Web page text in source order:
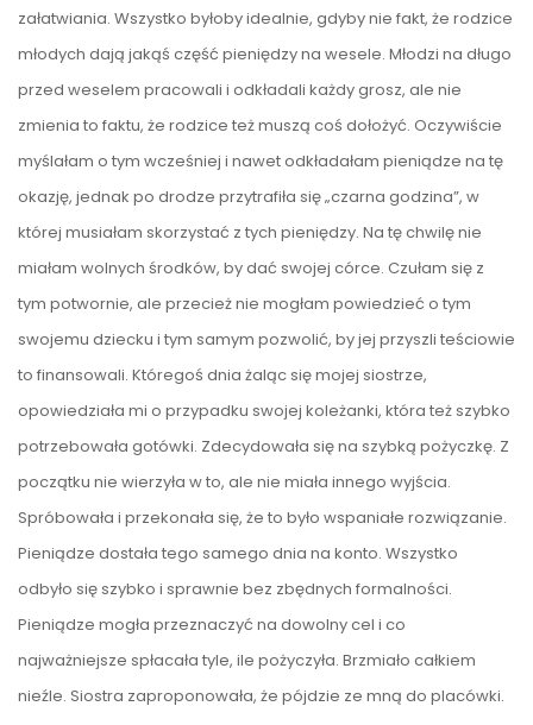
załatwiania. Wszystko byłoby idealnie, gdyby nie fakt, że rodzice
młodych dają jakąś część pieniędzy na wesele. Młodzi na długo
przed weselem pracowali i odkładali każdy grosz, ale nie
zmienia to faktu, że rodzice też muszą coś dołożyć. Oczywiście
myślałam o tym wcześniej i nawet odkładałam pieniądze na tę
okazję, jednak po drodze przytrafiła się „czarna godzina”, w
której musiałam skorzystać z tych pieniędzy. Na tę chwilę nie
miałam wolnych środków, by dać swojej córce. Czułam się z
tym potwornie, ale przecież nie mogłam powiedzieć o tym
swojemu dziecku i tym samym pozwolić, by jej przyszli teściowie
to finansowali. Któregoś dnia żaląc się mojej siostrze,
opowiedziała mi o przypadku swojej koleżanki, która też szybko
potrzebowała gotówki. Zdecydowała się na szybką pożyczkę. Z
początku nie wierzyła w to, ale nie miała innego wyjścia.
Spróbowała i przekonała się, że to było wspaniałe rozwiązanie.
Pieniądze dostała tego samego dnia na konto. Wszystko
odbyło się szybko i sprawnie bez zbędnych formalności.
Pieniądze mogła przeznaczyć na dowolny cel i co
najważniejsze spłacała tyle, ile pożyczyła. Brzmiało całkiem
nieźle. Siostra zaproponowała, że pójdzie ze mną do placówki.